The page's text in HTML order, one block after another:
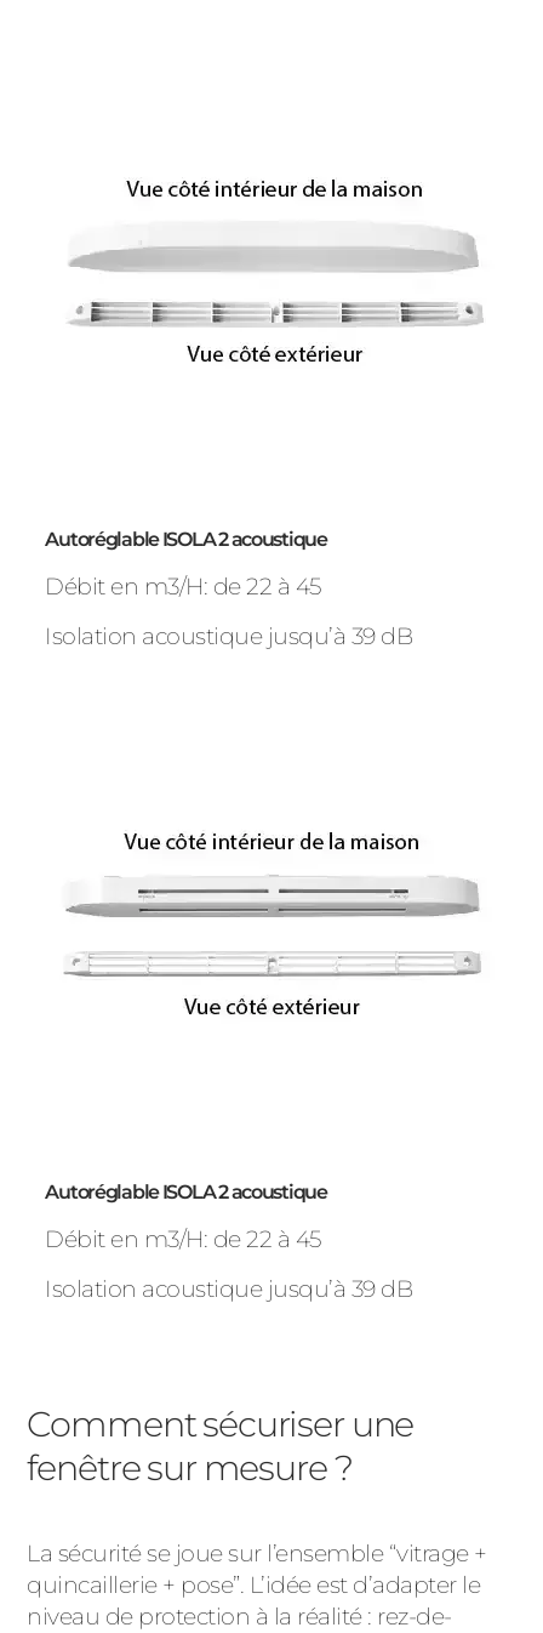
Autoréglable ISOLA 2 acoustique
Débit en m3/H: de 22 à 45
Isolation acoustique jusqu’à 39 dB
Autoréglable ISOLA 2 acoustique
Débit en m3/H: de 22 à 45
Isolation acoustique jusqu’à 39 dB
Comment sécuriser une
fenêtre sur mesure ?
La sécurité se joue sur l’ensemble “vitrage +
quincaillerie + pose”. L’idée est d’adapter le
niveau de protection à la réalité : rez-de-